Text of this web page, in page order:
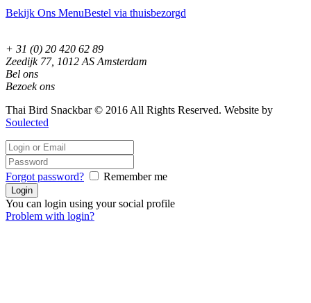
Bekijk Ons MenuBestel via thuisbezorgd
+ 31 (0) 20 420 62 89
Zeedijk 77, 1012 AS Amsterdam
Bel ons
Bezoek ons
Thai Bird Snackbar © 2016 All Rights Reserved. Website by
Soulected
Forgot password? Remember me
You can login using your social profile
Problem with login?